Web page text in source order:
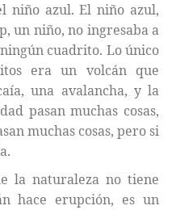
niño azul. El niño azul,
un niño, no ingresaba a
cuadrito. Lo único
era un volcán que
una avalancha, y la
pasan muchas cosas,
muchas cosas, pero si
la naturaleza no tiene
hace erupción, es un